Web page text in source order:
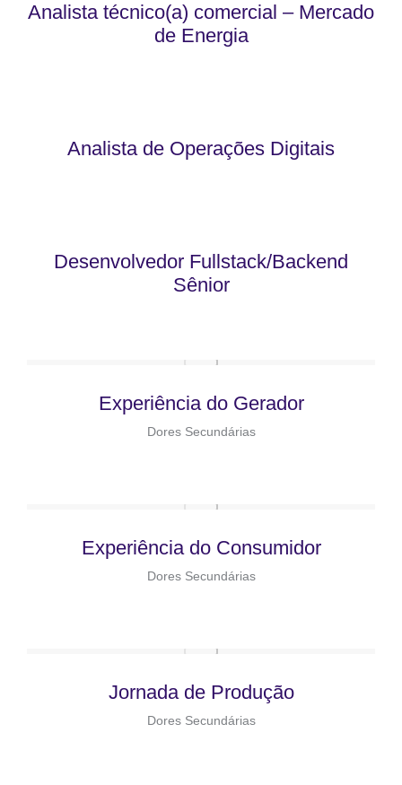
Analista técnico(a) comercial – Mercado
de Energia
Analista de Operações Digitais
Desenvolvedor Fullstack/Backend
Sênior
Experiência do Gerador
Dores Secundárias
Experiência do Consumidor
Dores Secundárias
Jornada de Produção
Dores Secundárias